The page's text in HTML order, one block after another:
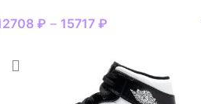
₽ – 15717 ₽